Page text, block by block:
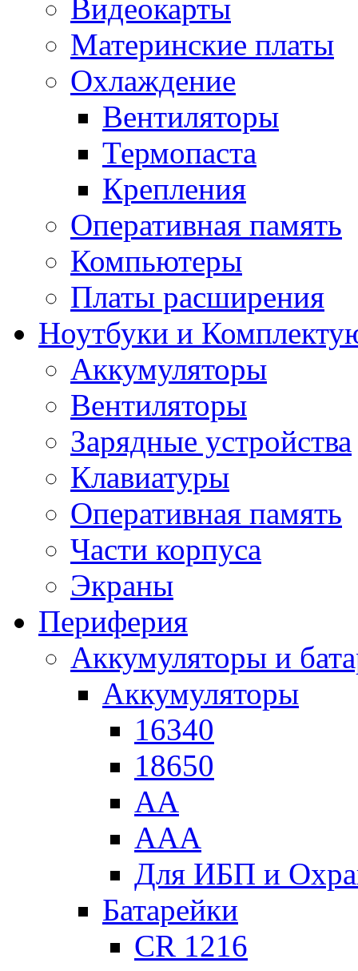
Видеокарты
Материнские платы
Охлаждение
Вентиляторы
Термопаста
Крепления
Оперативная память
Компьютеры
Платы расширения
Ноутбуки и
Аккумуляторы
Вентиляторы
Зарядные устройства
Клавиатуры
Оперативная память
Части корпуса
Экраны
Периферия
Аккумуляторы и
Аккумуляторы
16340
18650
АА
ААА
Для ИБП и
Батарейки
CR 1216